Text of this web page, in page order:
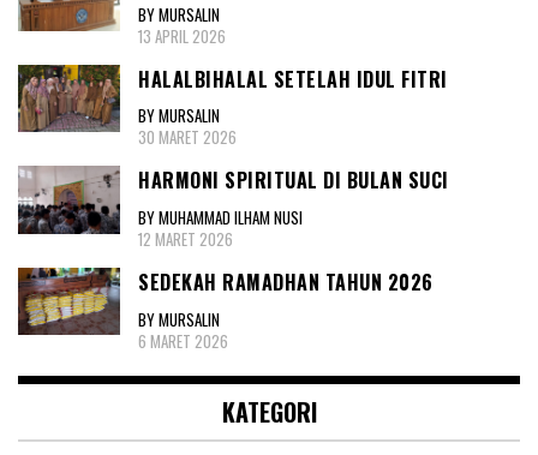
BY MURSALIN
13 APRIL 2026
HALALBIHALAL SETELAH IDUL FITRI
BY MURSALIN
30 MARET 2026
HARMONI SPIRITUAL DI BULAN SUCI
BY MUHAMMAD ILHAM NUSI
12 MARET 2026
SEDEKAH RAMADHAN TAHUN 2026
BY MURSALIN
6 MARET 2026
KATEGORI